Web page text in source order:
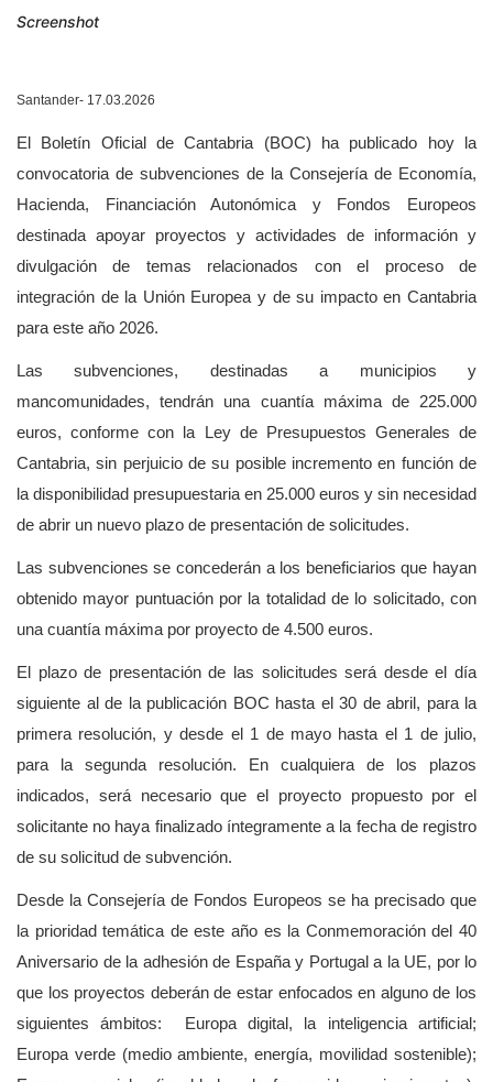
Screenshot
Santander- 17.03.2026
El Boletín Oficial de Cantabria (BOC) ha publicado hoy la
convocatoria de subvenciones de la Consejería de Economía,
Hacienda, Financiación Autonómica y Fondos Europeos
destinada apoyar proyectos y actividades de información y
divulgación de temas relacionados con el proceso de
integración de la Unión Europea y de su impacto en Cantabria
para este año 2026.
Las subvenciones, destinadas a municipios y
mancomunidades, tendrán una cuantía máxima de 225.000
euros, conforme con la Ley de Presupuestos Generales de
Cantabria, sin perjuicio de su posible incremento en función de
la disponibilidad presupuestaria en 25.000 euros y sin necesidad
de abrir un nuevo plazo de presentación de solicitudes.
Las subvenciones se concederán a los beneficiarios que hayan
obtenido mayor puntuación por la totalidad de lo solicitado, con
una cuantía máxima por proyecto de 4.500 euros.
El plazo de presentación de las solicitudes será desde el día
siguiente al de la publicación BOC hasta el 30 de abril, para la
primera resolución, y desde el 1 de mayo hasta el 1 de julio,
para la segunda resolución. En cualquiera de los plazos
indicados, será necesario que el proyecto propuesto por el
solicitante no haya finalizado íntegramente a la fecha de registro
de su solicitud de subvención.
Desde la Consejería de Fondos Europeos se ha precisado que
la prioridad temática de este año es la Conmemoración del 40
Aniversario de la adhesión de España y Portugal a la UE, por lo
que los proyectos deberán de estar enfocados en alguno de los
siguientes ámbitos: Europa digital, la inteligencia artificial;
Europa verde (medio ambiente, energía, movilidad sostenible);